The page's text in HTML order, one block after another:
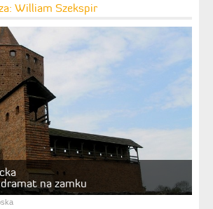
William Szekspir
na zamku